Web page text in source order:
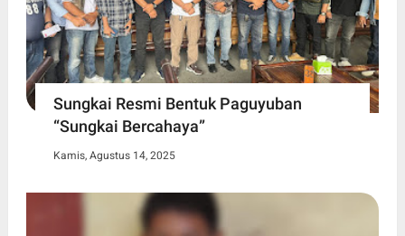
Sungkai Resmi Bentuk Paguyuban
“Sungkai Bercahaya”
Kamis, Agustus 14, 2025